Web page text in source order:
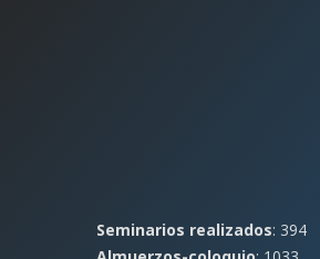
Seminarios realizados: 394